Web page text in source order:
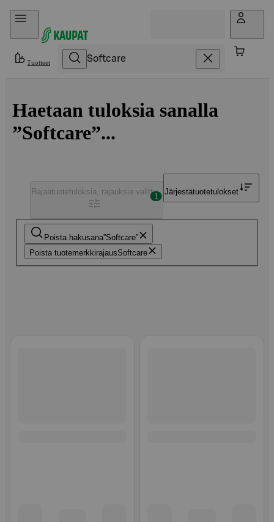
Hyppää sisältöön
Tuotteet
Haetaan tuloksia sanalla
”Softcare”...
Poista hakusana Softcare
Poista tuotemerkkirajausSoftcare
Rajaatuotetuloksia, rajauksia valittu
1
Järjestätuotetulokset